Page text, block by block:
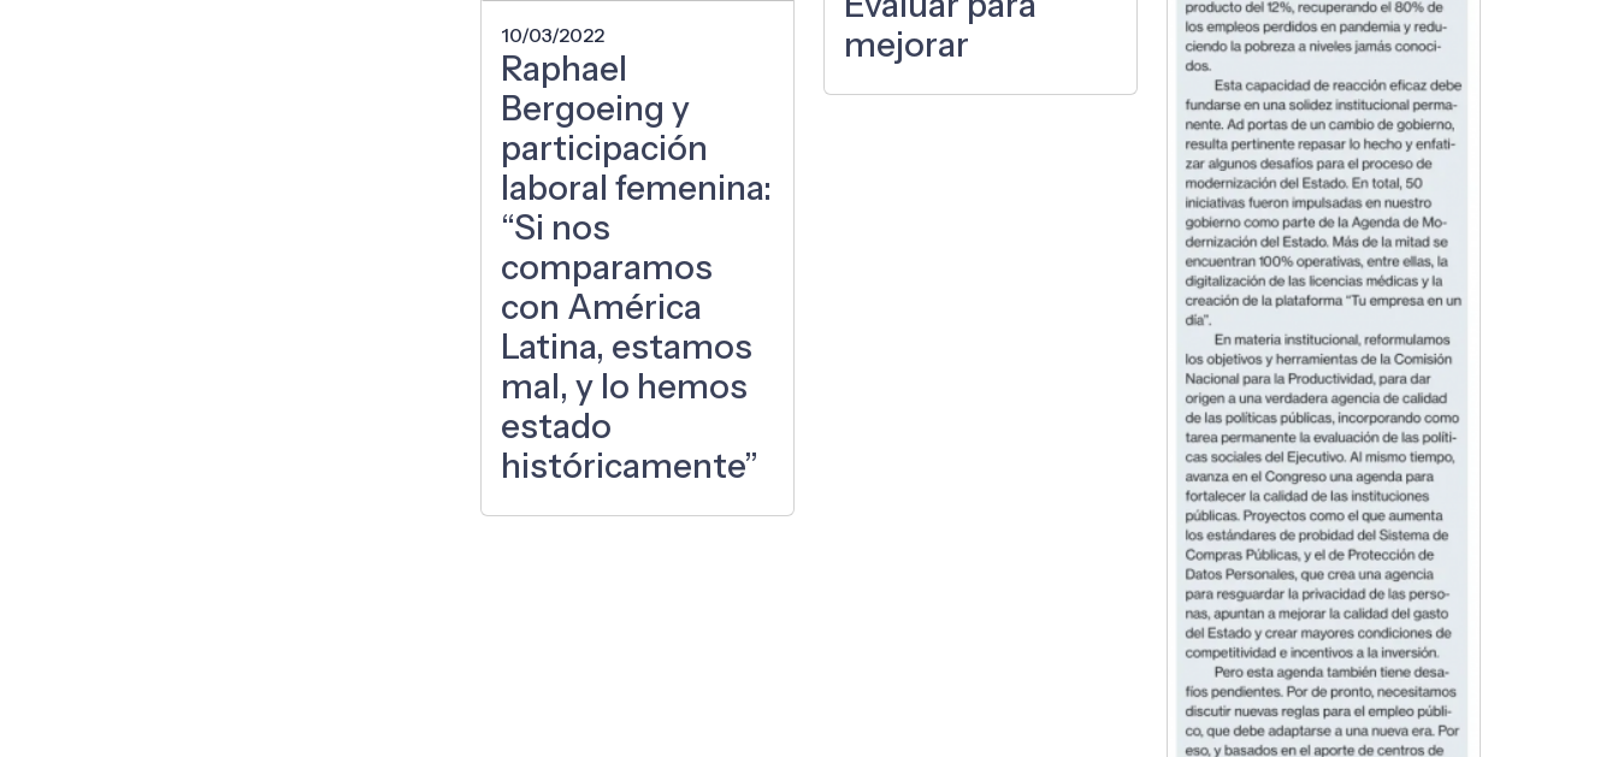
10/03/2022
Raphael
Bergoeing y
participación
laboral femenina:
“Si nos
comparamos
con América
Latina, estamos
mal, y lo hemos
estado
históricamente”
mejorar